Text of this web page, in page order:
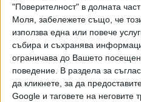
"Поверителност" в долната
Моля, забележете също, че
използва една или повече
събира и съхранява
ограничава до Вашето
поведение. В раздела за
да кликнете, за да
Google и таговете на неговите
Народното събрание да
в законите за защита на
потребителите. В тях се
високи глоби от страна на
ценообразуването и
Реакции